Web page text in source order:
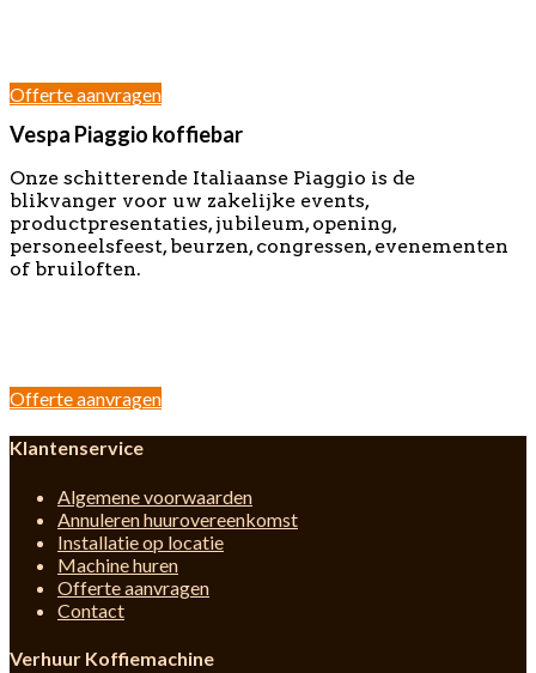
Offerte aanvragen
Vespa Piaggio koffiebar
Onze schitterende Italiaanse Piaggio is de
blikvanger voor uw zakelijke events,
productpresentaties, jubileum, opening,
personeelsfeest, beurzen, congressen, evenementen
of bruiloften.
Offerte aanvragen
Klantenservice
Algemene voorwaarden
Annuleren huurovereenkomst
Installatie op locatie
Machine huren
Offerte aanvragen
Contact
Verhuur Koffiemachine